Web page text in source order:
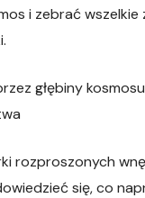
i zebrać wszelkie
głębiny
rozproszonych
się, co